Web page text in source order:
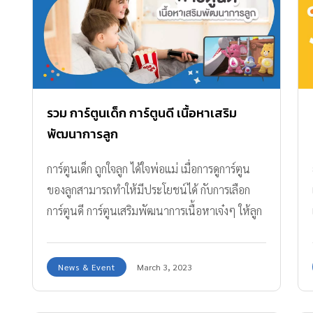
รวม การ์ตูนเด็ก การ์ตูนดี เนื้อหาเสริม
พัฒนาการลูก
การ์ตูนเด็ก ถูกใจลูก ได้ใจพ่อแม่ เมื่อการดูการ์ตูน
ของลูกสามารถทำให้มีประโยชน์ได้ กับการเลือก
การ์ตูนดี การ์ตูนเสริมพัฒนาการเนื้อหาเจ๋งๆ ให้ลูก
News & Event March 3, 2023